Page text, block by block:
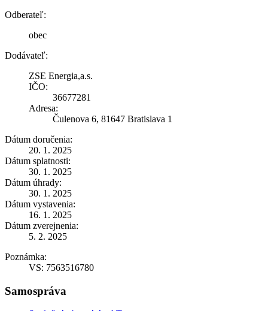
Odberateľ:
obec
Dodávateľ:
ZSE Energia,a.s.
IČO:
36677281
Adresa:
Čulenova 6, 81647 Bratislava 1
Dátum doručenia:
20. 1. 2025
Dátum splatnosti:
30. 1. 2025
Dátum úhrady:
30. 1. 2025
Dátum vystavenia:
16. 1. 2025
Dátum zverejnenia:
5. 2. 2025
Poznámka:
VS: 7563516780
Samospráva